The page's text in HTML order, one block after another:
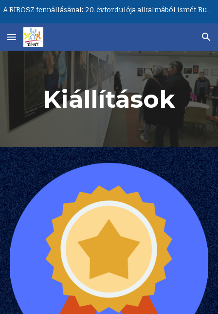
A RIROSZ fennállásának 20. évfordulója alkalmából ismét Budapesten lesz a Ritka Betegségek Világnapja központi rendezvénye!
Kiállítások